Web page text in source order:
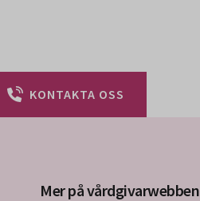
KONTAKTA OSS
Mer på vårdgivarwebben